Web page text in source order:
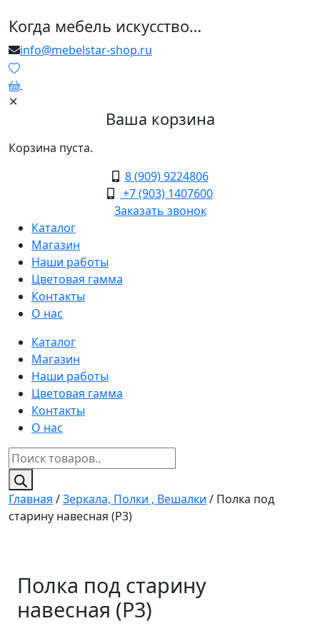
Когда мебель искусство…
info@mebelstar-shop.ru
✕
Ваша корзина
Корзина пуста.
8 (909) 9224806
+7 (903) 1407600
Заказать звонок
Каталог
Магазин
Наши работы
Цветовая гамма
Контакты
О нас
Каталог
Магазин
Наши работы
Цветовая гамма
Контакты
О нас
Поиск
товаров
Главная /Зеркала, Полки , Вешалки / Полка под
старину навесная (P3)
Полка под старину
навесная (P3)